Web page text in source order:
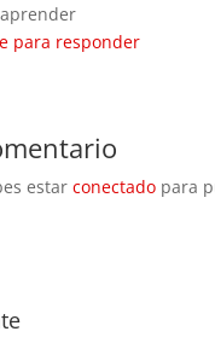
para responder
estar conectadopara